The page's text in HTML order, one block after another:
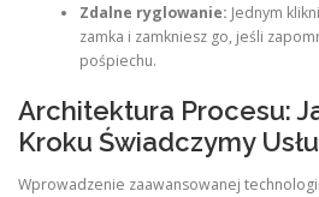
Zdalne ryglowanie: Jednym
zamka i zamkniesz go, jeśli
pośpiechu.
Architektura Procesu:
Kroku Świadczymy
Wprowadzenie zaawansowanej